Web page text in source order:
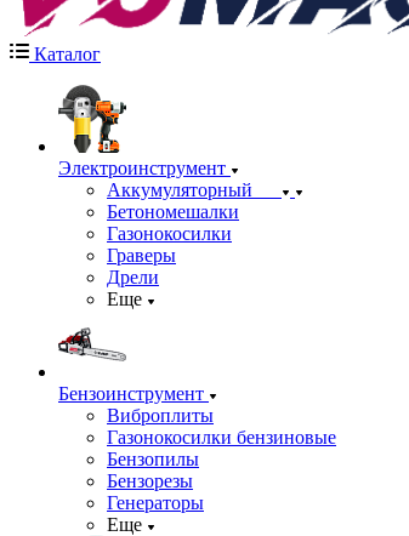
Каталог
Электроинструмент
Аккумуляторный
Бетономешалки
Газонокосилки
Граверы
Дрели
Еще
Бензоинструмент
Виброплиты
Газонокосилки бензиновые
Бензопилы
Бензорезы
Генераторы
Еще